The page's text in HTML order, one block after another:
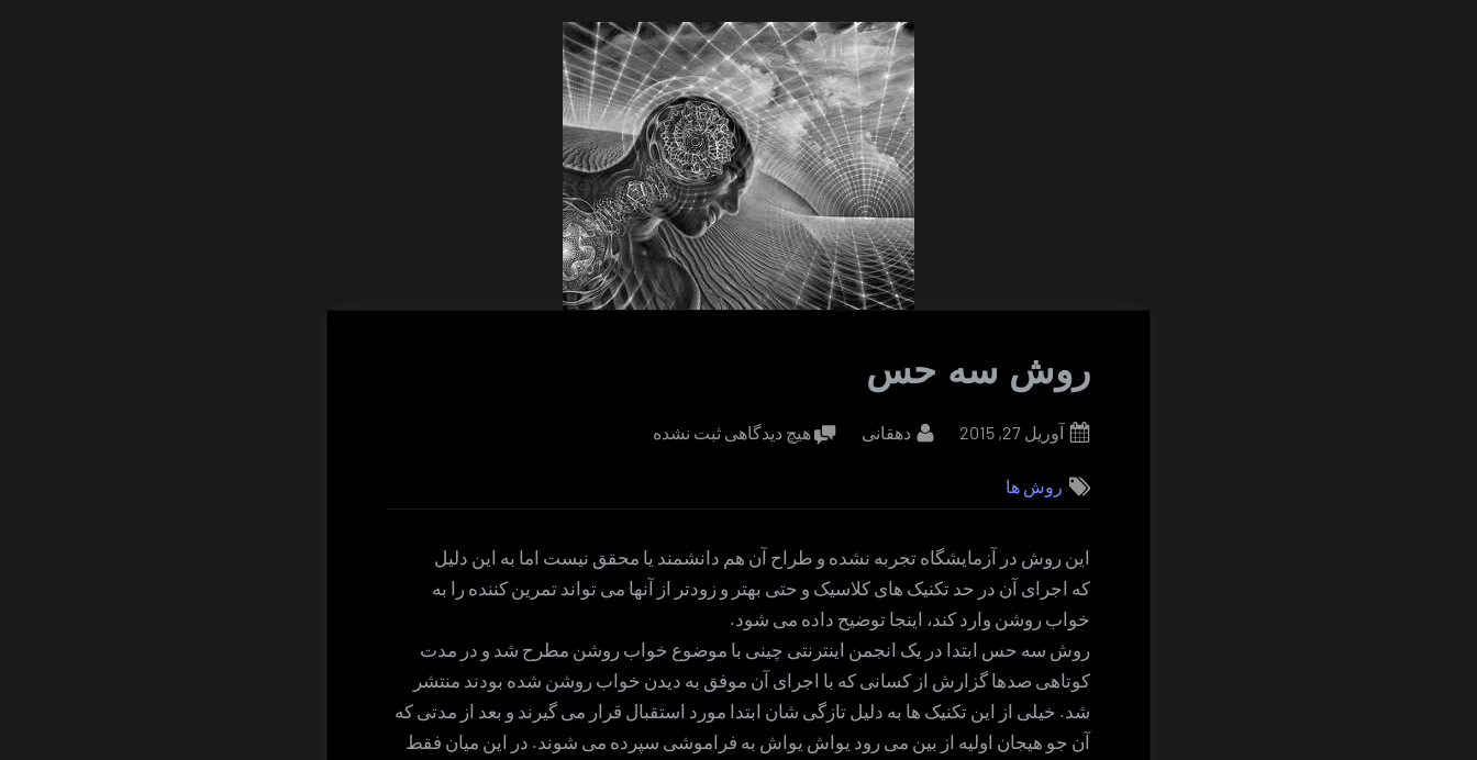
روش سه حس
Posted
آوریل 27, 2015 By
دهقانی هیچ دیدگاهیبرای
ثبت نشده
روش ها
این روش در آزمایشگاه تجربه نشده و طراح آن هم دانشمند یا محقق نیست اما به این دلیل
که اجرای آن در حد تکنیک های کلاسیک و حتی بهتر و زودتر از آنها می تواند تمرین کننده را به
خواب روشن وارد کند، اینجا توضیح داده می شود.
روش سه حس ابتدا در یک انجمن اینترنتی چینی با موضوع خواب روشن مطرح شد و در مدت
کوتاهی صدها گزارش از کسانی که با اجرای آن موفق به دیدن خواب روشن شده بودند منتشر
شد. خیلی از این تکنیک ها به دلیل تازگی شان ابتدا مورد استقبال قرار می گیرند و بعد از مدتی که
آن جو هیجان اولیه از بین می رود یواش یواش به فراموشی سپرده می شوند. در این میان فقط